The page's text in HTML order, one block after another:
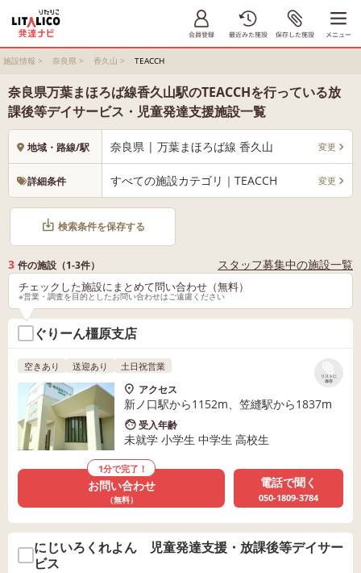
施設情報 > 奈良県 > 香久山 > TEACCH
奈良県万葉まほろば線香久山駅のTEACCHを行っている放
課後等デイサービス・児童発達支援施設一覧
地域・路線/駅 奈良県 | 万葉まほろば線 香久山 変更
詳細条件 すべての施設カテゴリ｜TEACCH 変更
検索条件を保存する
3 件の施設（1-3件） スタッフ募集中の施設一覧
チェックした施設にまとめて問い合わせ（無料）
※営業・調査を目的としたお問い合わせはご遠慮ください
ぐりーん橿原支店
リストに
保存
空きあり 送迎あり 土日祝営業
アクセス
新ノ口駅から1152m、笠縫駅から1837m
受入年齢
未就学 小学生 中学生 高校生
1分で完了！
お問い合わせ
（無料）
電話で聞く
050-1809-3784
にじいろくれよん 児童発達支援・放課後等デイサー
ビス